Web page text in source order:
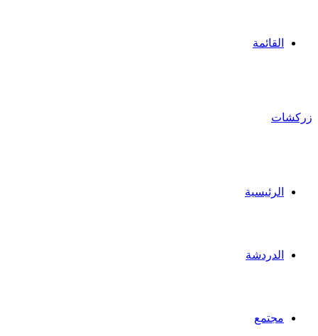
القائمة
زركشات
الرئيسية
الدردشة
مجتمع